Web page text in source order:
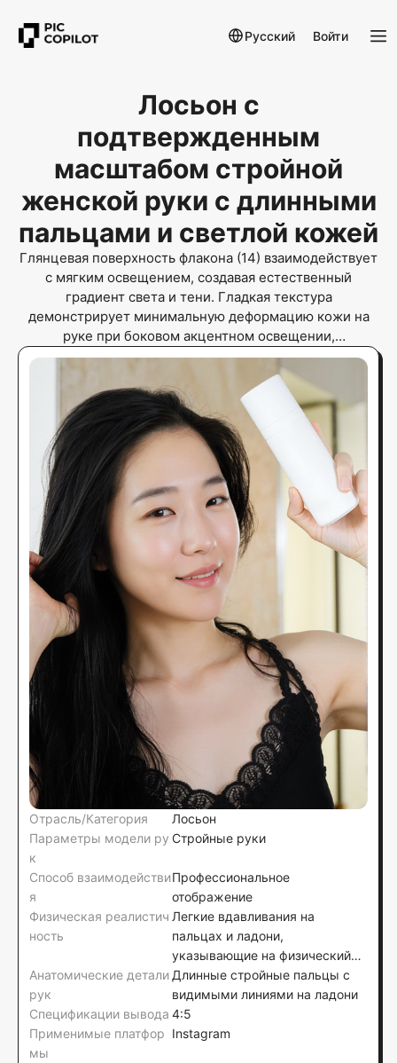
Русский Войти
Лосьон с
подтвержденным
масштабом стройной
женской руки с длинными
пальцами и светлой кожей
Глянцевая поверхность флакона (14) взаимодействует
с мягким освещением, создавая естественный
градиент света и тени. Гладкая текстура
демонстрирует минимальную деформацию кожи на
руке при боковом акцентном освещении,
подтверждая физический вес продукта. Эта методика
устраняет цифровые артефакты, обеспечивая
человеческую и органичную реализм через видимые
контактные тени и вдавливания на коже.
Отрасль/Категория
Лосьон
Параметры модели ру
к
Стройные руки
Способ взаимодействи
я
Профессиональное
отображение
Физическая реалистич
ность
Легкие вдавливания на
пальцах и ладони,
указывающие на физический
вес флакона и цилиндрическую
форму, без видимой
деформации поверхности
флакона
Анатомические детали
рук
Длинные стройные пальцы с
видимыми линиями на ладони
Спецификации вывода 4:5
Применимые платфор
мы
Instagram